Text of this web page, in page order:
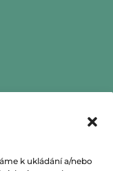
k ukládání a/nebo